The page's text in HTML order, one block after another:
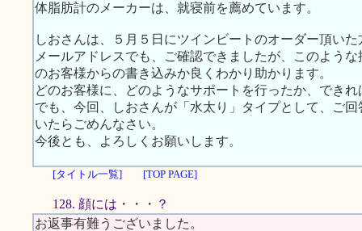
体脂肪計のメーカーは、就寝前を薦めています。
しおさんは、５月５日にツインビートのオーダー頂いた
メールアドレスでも、ご確認できましたが、このよう
のお客様からの書き込みか良くわかり助かります。
どのお客様に、どのようなサポートを行ったか、でき
でも、今回、しおさんが「水太り」タイプとして、ご
いたらごめんなさい。
今後とも、よろしくお願いします。
[タイトル一覧] [TOP PAGE]
128. 顔には・・・？
お返事有難うございました。